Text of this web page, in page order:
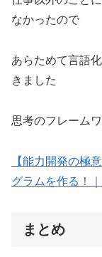
なかったので
あらためて言語
きました
思考のフレーム
【能力開発の極
グラムを作る！
まとめ